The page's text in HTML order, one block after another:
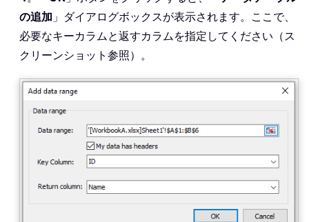
の追加 」ダイアログボックスが表示されます。ここで、
必要なキーカラムと返すカラムを指定してください（ス
クリーンショット参照）。